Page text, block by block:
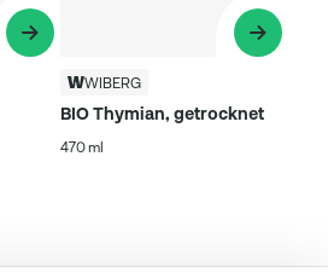
WIBERG
BIO Thymian, getrocknet
470 ml